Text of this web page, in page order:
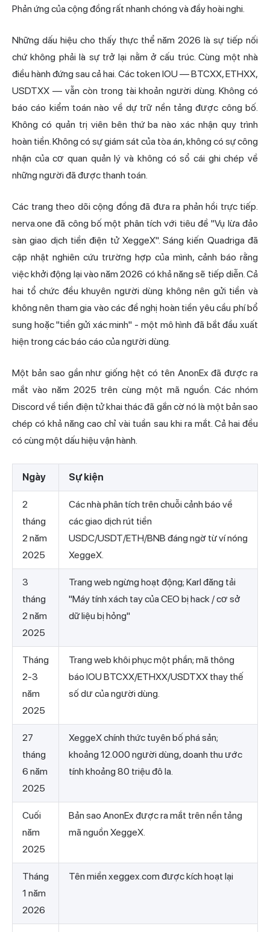
Phản ứng của cộng đồng rất nhanh chóng và đầy hoài nghi.
Những dấu hiệu cho thấy thực thể năm 2026 là sự tiếp nối
chứ không phải là sự trở lại nằm ở cấu trúc. Cùng một nhà
điều hành đứng sau cả hai. Các token IOU — BTCXX, ETHXX,
USDTXX — vẫn còn trong tài khoản người dùng. Không có
báo cáo kiểm toán nào về dự trữ nền tảng được công bố.
Không có quản trị viên bên thứ ba nào xác nhận quy trình
hoàn tiền. Không có sự giám sát của tòa án, không có sự công
nhận của cơ quan quản lý và không có sổ cái ghi chép về
những người đã được thanh toán.
Các trang theo dõi cộng đồng đã đưa ra phản hồi trực tiếp.
nerva.one đã công bố một phân tích với tiêu đề "Vụ lừa đảo
sàn giao dịch tiền điện tử XeggeX". Sáng kiến Quadriga đã
cập nhật nghiên cứu trường hợp của mình, cảnh báo rằng
việc khởi động lại vào năm 2026 có khả năng sẽ tiếp diễn. Cả
hai tổ chức đều khuyên người dùng không nên gửi tiền và
không nên tham gia vào các đề nghị hoàn tiền yêu cầu phí bổ
sung hoặc "tiền gửi xác minh" - một mô hình đã bắt đầu xuất
hiện trong các báo cáo của người dùng.
Một bản sao gần như giống hệt có tên AnonEx đã được ra
mắt vào năm 2025 trên cùng một mã nguồn. Các nhóm
Discord về tiền điện tử khai thác đã gắn cờ nó là một bản sao
chép có khả năng cao chỉ vài tuần sau khi ra mắt. Cả hai đều
có cùng một dấu hiệu vận hành.
Ngày Sự kiện
2
tháng
2 năm
2025
Các nhà phân tích trên chuỗi cảnh báo về
các giao dịch rút tiền
USDC/USDT/ETH/BNB đáng ngờ từ ví nóng
XeggeX.
3
tháng
2 năm
2025
Trang web ngừng hoạt động; Karl đăng tải
"Máy tính xách tay của CEO bị hack / cơ sở
dữ liệu bị hỏng"
Tháng
2-3
năm
2025
Trang web khôi phục một phần; mã thông
báo IOU BTCXX/ETHXX/USDTXX thay thế
số dư của người dùng.
27
tháng
6 năm
2025
XeggeX chính thức tuyên bố phá sản;
khoảng 12.000 người dùng, doanh thu ước
tính khoảng 80 triệu đô la.
Cuối
năm
2025
Bản sao AnonEx được ra mắt trên nền tảng
mã nguồn XeggeX.
Tháng
1 năm
2026
Tên miền xeggex.com được kích hoạt lại